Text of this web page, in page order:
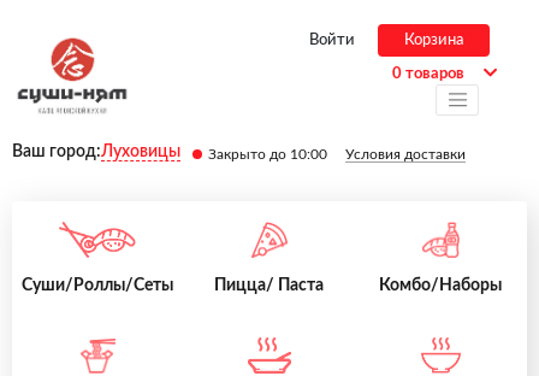
Ваш город:Луховицы Закрыто до 10:00 Условия доставки
Войти Корзина
0 товаров
Суши/Роллы/Сеты Пицца/ Паста Комбо/Наборы